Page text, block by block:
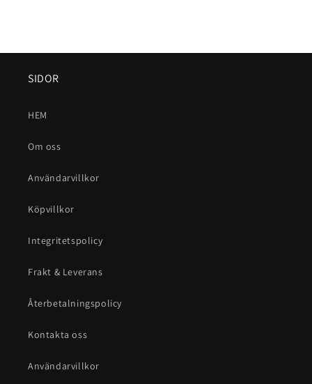
SIDOR
HEM
Om oss
Användarvillkor
Köpvillkor
Integritetspolicy
Frakt & Leverans
Återbetalningspolicy
Kontakta oss
Användarvillkor